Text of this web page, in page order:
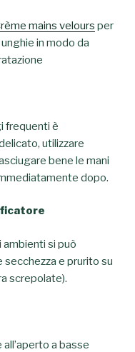
mains velours per
in modo da
frequenti è
utilizzare
bene le mani
dopo.
si può
secchezza e prurito su
screpolate).
a basse